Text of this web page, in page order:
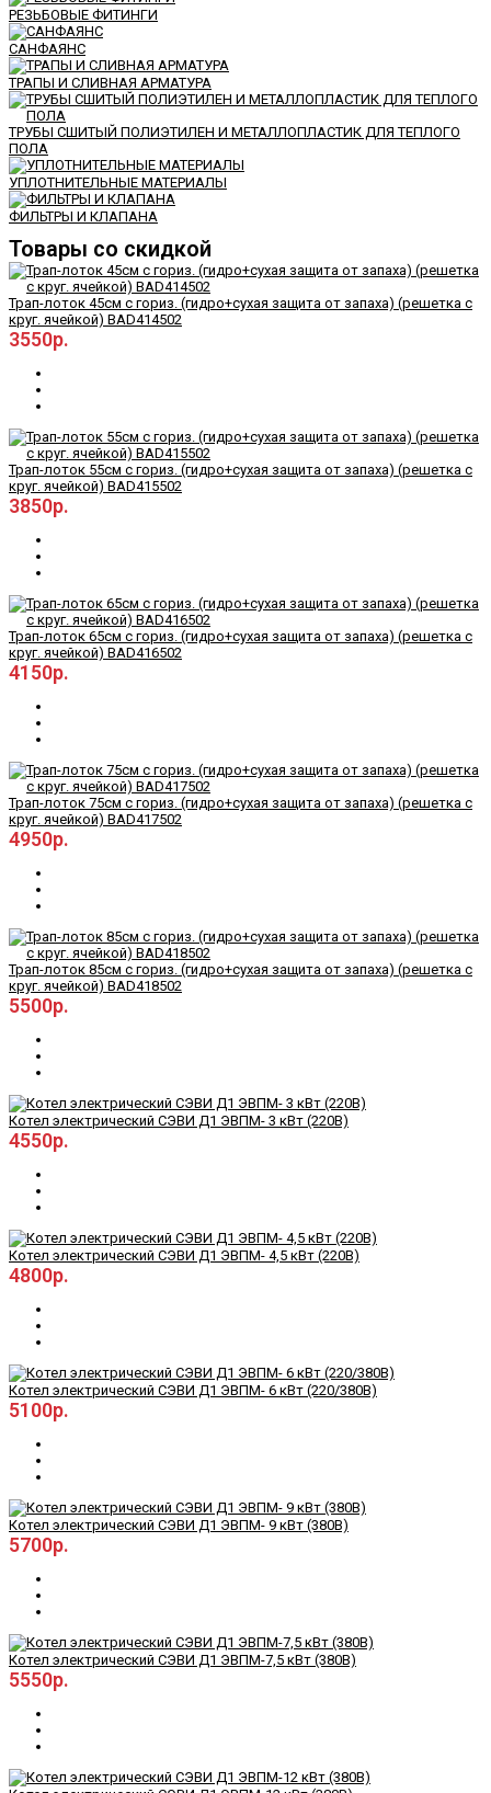
РЕЗЬБОВЫЕ ФИТИНГИ
САНФАЯНС
ТРАПЫ И СЛИВНАЯ АРМАТУРА
ТРУБЫ СШИТЫЙ ПОЛИЭТИЛЕН И МЕТАЛЛОПЛАСТИК ДЛЯ ТЕПЛОГО
ПОЛА
УПЛОТНИТЕЛЬНЫЕ МАТЕРИАЛЫ
ФИЛЬТРЫ И КЛАПАНА
Товары со скидкой
Трап-лоток 45см с гориз. (гидро+сухая защита от запаха) (решетка с
круг. ячейкой) BAD414502
3550р.
Трап-лоток 55см с гориз. (гидро+сухая защита от запаха) (решетка с
круг. ячейкой) BAD415502
3850р.
Трап-лоток 65см с гориз. (гидро+сухая защита от запаха) (решетка с
круг. ячейкой) BAD416502
4150р.
Трап-лоток 75см с гориз. (гидро+сухая защита от запаха) (решетка с
круг. ячейкой) BAD417502
4950р.
Трап-лоток 85см с гориз. (гидро+сухая защита от запаха) (решетка с
круг. ячейкой) BAD418502
5500р.
Котел электрический СЭВИ Д1 ЭВПМ- 3 кВт (220В)
4550р.
Котел электрический СЭВИ Д1 ЭВПМ- 4,5 кВт (220В)
4800р.
Котел электрический СЭВИ Д1 ЭВПМ- 6 кВт (220/380В)
5100р.
Котел электрический СЭВИ Д1 ЭВПМ- 9 кВт (380В)
5700р.
Котел электрический СЭВИ Д1 ЭВПМ-7,5 кВт (380В)
5550р.